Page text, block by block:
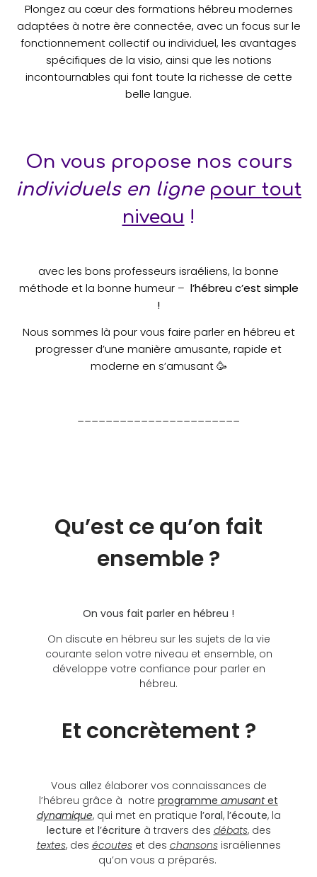
Plongez au cœur des formations hébreu modernes
adaptées à notre ère connectée, avec un focus sur le
fonctionnement collectif ou individuel, les avantages
spécifiques de la visio, ainsi que les notions
incontournables qui font toute la richesse de cette
belle langue.
On vous propose nos cours
individuels en ligne pour tout
niveau !
avec les bons professeurs israéliens, la bonne
méthode et la bonne humeur – l’hébreu c’est simple
!
Nous sommes là pour vous faire parler en hébreu et
progresser d’une manière amusante, rapide et
moderne en s’amusant 🥳
_______________________
Qu’est ce qu’on fait
ensemble ?
On vous fait parler en hébreu !
On discute en hébreu sur les sujets de la vie
courante selon votre niveau et ensemble, on
développe votre confiance pour parler en
hébreu.
Et concrètement ?
Vous allez élaborer vos connaissances de
l’hébreu grâce à notre programme amusantet
dynamique, qui met en pratique l’oral, l’écoute, la
lecture et l’écriture à travers des débats, des
textes, des écouteset des chansonsisraéliennes
qu’on vous a préparés.